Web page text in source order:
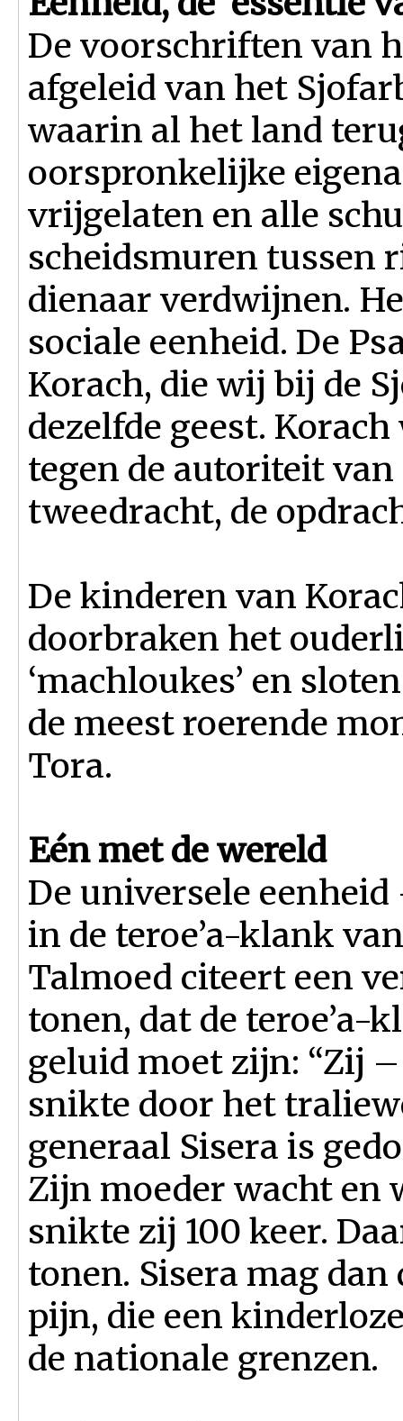
De voorschriften van
afgeleid van het
waarin al het land
oorspronkelijke
vrijgelaten en alle
scheidsmuren tussen
dienaar verdwijnen.
sociale eenheid. De
Korach, die wij bij de
dezelfde geest.
tegen de autoriteit
tweedracht, de
De kinderen van
doorbraken het
‘machloukes’ en
de meest roerende
Tora.
Eén met de wereld
De universele
in de teroe’a-klank
Talmoed citeert een
tonen, dat de teroe’a-
geluid moet zijn: “Zij
snikte door het
generaal Sisera is
Zijn moeder wacht en
snikte zij 100 keer.
tonen. Sisera mag
pijn, die een
de nationale grenzen.